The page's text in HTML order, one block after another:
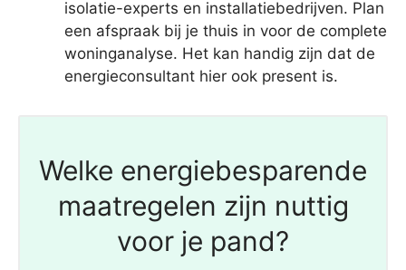
isolatie-experts en installatiebedrijven. Plan
een afspraak bij je thuis in voor de complete
woninganalyse. Het kan handig zijn dat de
energieconsultant hier ook present is.
Welke energiebesparende
maatregelen zijn nuttig
voor je pand?